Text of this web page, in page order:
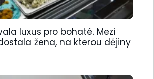
luxus pro bohaté. Mezi
žena, na kterou dějiny